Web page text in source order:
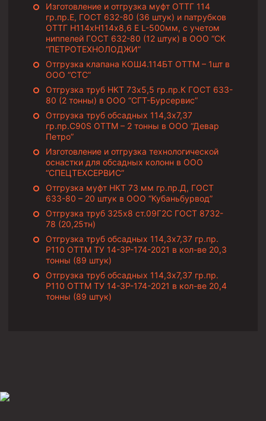
Буровые установки
Циркуляционные системы и оборудование для
приготовления и очистки бурового раствора
Технологическая оснастка обсадных колонн
Патрубки цементировочные ПЦ
Краны шаровые КШЗ
Головки цементировочные универсальные
Устройство экранирующее для цементирования
скважин УЭЦС
Турбулизаторы типа ЦТ
Разъединители резьбовые РР
Переводники
Кольца ограничительные ПЦ и ЦЦ
Клапаны обратные
Краны шаровые и пробковые
Муфты ступенчатого цементирования
Изготовление и отгрузка муфт ОТТГ 114
гр.пр.Е, ГОСТ 632-80 (36 штук) и патрубков
ОТТГ Н114хН114х8,6 Е L-500мм, с учетом
ниппелей ГОСТ 632-80 (12 штук) в ООО “СК
“ПЕТРОТЕХНОЛОДЖИ”
Отгрузка клапана КОШ4.114БТ ОТТМ – 1шт в
ООО “СТС”
Отгрузка труб НКТ 73х5,5 гр.пр.К ГОСТ 633-
80 (2 тонны) в ООО “СГТ-Бурсервис”
Отгрузка труб обсадных 114,3х7,37
гр.пр.C90S ОТТМ – 2 тонны в ООО “Девар
Петро”
Изготовление и отгрузка технологической
оснастки для обсадных колонн в ООО
“СПЕЦТЕХСЕРВИС”
Отгрузка муфт НКТ 73 мм гр.пр.Д, ГОСТ
633-80 – 20 штук в ООО “Кубаньбурвод”
Отгрузка труб 325х8 ст.09Г2С ГОСТ 8732-
78 (20,25тн)
Отгрузка труб обсадных 114,3х7,37 гр.пр.
Р110 ОТТМ ТУ 14-3Р-174-2021 в кол-ве 20,3
тонны (89 штук)
Отгрузка труб обсадных 114,3х7,37 гр.пр.
Р110 ОТТМ ТУ 14-3Р-174-2021 в кол-ве 20,4
тонны (89 штук)